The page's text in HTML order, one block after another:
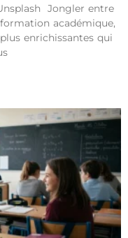
Jongler entre
académique,
enrichissantes qui